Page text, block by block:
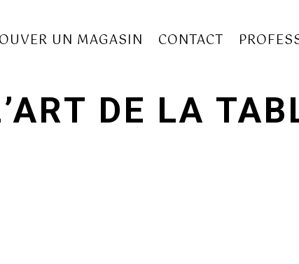
UN MAGASIN CONTACT
DE LA